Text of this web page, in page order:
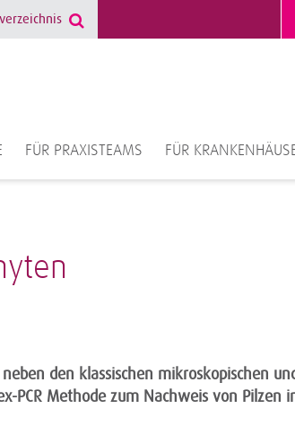
FÜR PRAXISTEAMS FÜR
den klassischen mikroskopischen
PCR Methode zum Nachweis von Pilzen